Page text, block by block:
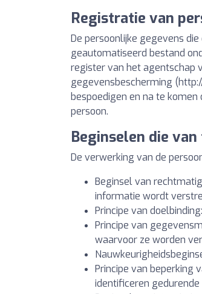
Registratie van
De persoonlijke gegevens
geautomatiseerd bestand
register van het agentschap
gegevensbescherming
bespoedigen en na te
persoon.
Beginselen die
De verwerking van de
Beginsel van
informatie wordt
Principe van
Principe van
waarvoor ze worden
Principe van beperking
identificeren gedurende